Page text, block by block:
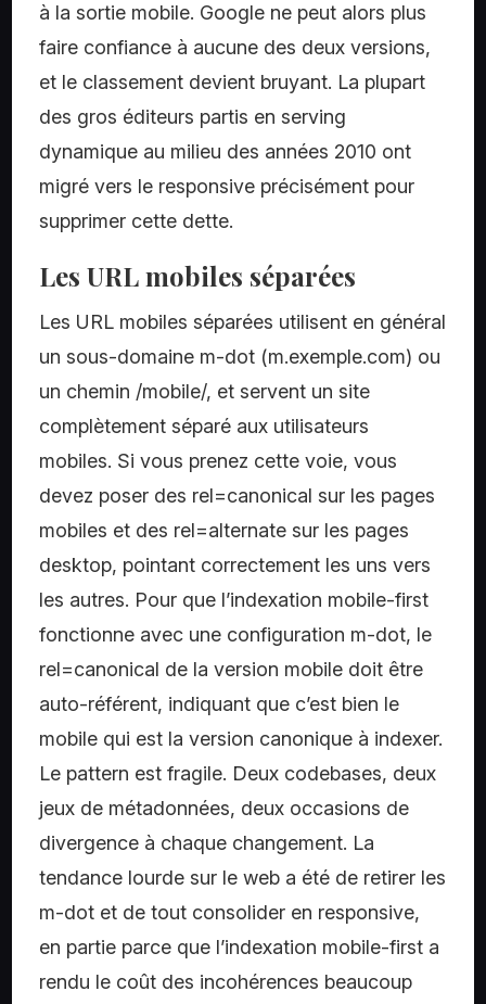
à la sortie mobile. Google ne peut alors plus
faire confiance à aucune des deux versions,
et le classement devient bruyant. La plupart
des gros éditeurs partis en serving
dynamique au milieu des années 2010 ont
migré vers le responsive précisément pour
supprimer cette dette.
Les URL mobiles séparées
Les URL mobiles séparées utilisent en général
un sous-domaine m-dot (m.exemple.com) ou
un chemin /mobile/, et servent un site
complètement séparé aux utilisateurs
mobiles. Si vous prenez cette voie, vous
devez poser des rel=canonical sur les pages
mobiles et des rel=alternate sur les pages
desktop, pointant correctement les uns vers
les autres. Pour que l’indexation mobile-first
fonctionne avec une configuration m-dot, le
rel=canonical de la version mobile doit être
auto-référent, indiquant que c’est bien le
mobile qui est la version canonique à indexer.
Le pattern est fragile. Deux codebases, deux
jeux de métadonnées, deux occasions de
divergence à chaque changement. La
tendance lourde sur le web a été de retirer les
m-dot et de tout consolider en responsive,
en partie parce que l’indexation mobile-first a
rendu le coût des incohérences beaucoup